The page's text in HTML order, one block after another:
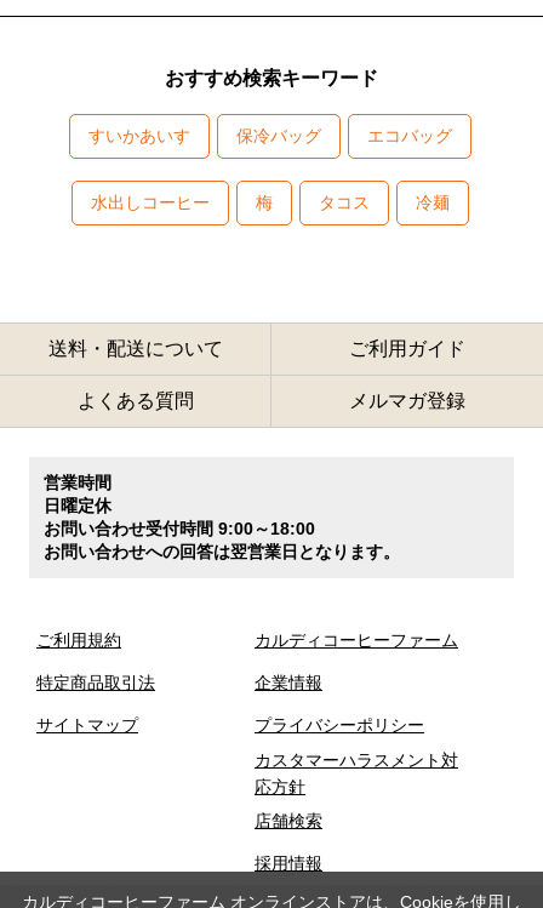
おすすめ検索キーワード
すいかあいす 保冷バッグ エコバッグ
水出しコーヒー 梅 タコス 冷麺
送料・配送について ご利用ガイド
よくある質問 メルマガ登録
営業時間
日曜定休
お問い合わせ受付時間 9:00～18:00
お問い合わせへの回答は翌営業日となります。
ご利用規約
特定商品取引法
サイトマップ
カルディコーヒーファーム
企業情報
プライバシーポリシー
カスタマーハラスメント対
応方針
店舗検索
採用情報
カルディコーヒーファーム オンラインストアは、Cookieを使用し